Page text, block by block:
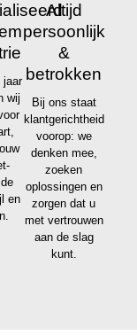
jaar
wij
en
Altijd
persoonlijk
&
betrokken
Bij ons staat
klantgerichtheid
voorop: we
denken mee,
zoeken
oplossingen en
zorgen dat u
met vertrouwen
aan de slag
kunt.